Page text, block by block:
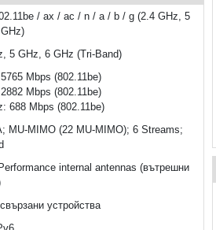
/ ax / ac / n / a / b / g (2.4 GHz, 5
5 GHz, 6 GHz (Tri-Band)
Mbps (802.11be)
Mbps (802.11be)
688 Mbps (802.11be)
MU-MIMO (22 MU-MIMO); 6 Streams;
internal antennas (вътрешни
устройства